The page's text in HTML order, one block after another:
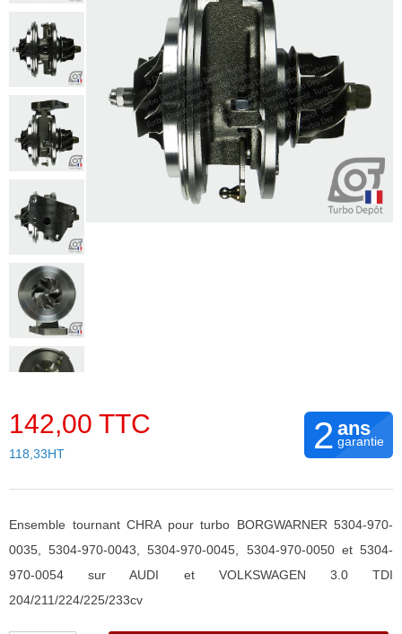
142,00 TTC
118,33HT 2 ans
garantie
Ensemble tournant CHRA pour turbo BORGWARNER 5304-970-
0035, 5304-970-0043, 5304-970-0045, 5304-970-0050 et 5304-
970-0054 sur AUDI et VOLKSWAGEN 3.0 TDI
204/211/224/225/233cv